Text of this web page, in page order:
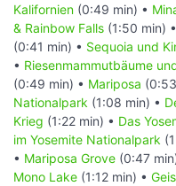
Kalifornien (0:49 min) •
& Rainbow Falls (1:50 min) •
(0:41 min) • Sequoia und
• Riesenmammutbäume
(0:49 min) • Mariposa
Nationalpark (1:08 min) •
Krieg (1:22 min) • Das
im Yosemite Nationalpark
• Mariposa Grove (0:47
Mono Lake (1:12 min) •